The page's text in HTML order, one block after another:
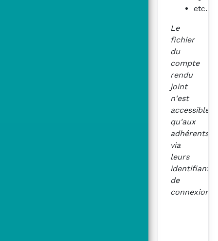
etc...
Le
fichier
du
compte
rendu
joint
n'est
accessible
qu'aux
adhérents
via
leurs
identifiants
de
connexion